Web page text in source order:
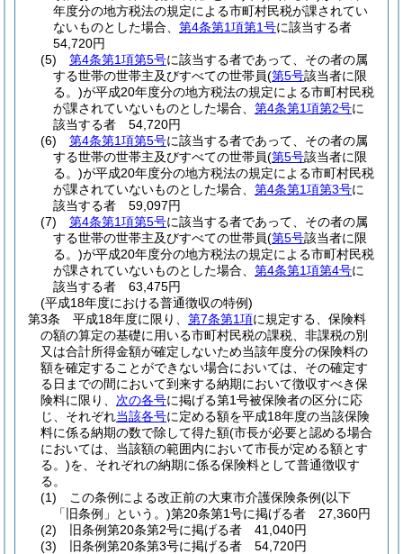
年度分の地方税法の規定による市町村民税が課されてい
ないものとした場合、 第4条第1項第1号に該当する者
54,720円
(5)
第4条第1項第5号に該当する者であって、その者の属
する世帯の世帯主及びすべての世帯員(第5号該当者に限
る。)が平成20年度分の地方税法の規定による市町村民税
が課されていないものとした場合、 第4条第1項第2号に
該当する者 54,720円
(6)
第4条第1項第5号に該当する者であって、その者の属
する世帯の世帯主及びすべての世帯員(第5号該当者に限
る。)が平成20年度分の地方税法の規定による市町村民税
が課されていないものとした場合、 第4条第1項第3号に
該当する者 59,097円
(7)
第4条第1項第5号に該当する者であって、その者の属
する世帯の世帯主及びすべての世帯員(第5号該当者に限
る。)が平成20年度分の地方税法の規定による市町村民税
が課されていないものとした場合、 第4条第1項第4号に
該当する者 63,475円
(平成18年度における普通徴収の特例)
第3条
平成18年度に限り、 第7条第1項に規定する、保険料
の額の算定の基礎に用いる市町村民税の課税、非課税の別
又は合計所得金額が確定しないため当該年度分の保険料の
額を確定することができない場合においては、その確定す
る日までの間において到来する納期において徴収すべき保
険料に限り、 次の各号に掲げる第1号被保険者の区分に応
じ、それぞれ当該各号に定める額を平成18年度の当該保険
料に係る納期の数で除して得た額(市長が必要と認める場合
においては、当該額の範囲内において市長が定める額とす
る。)を、それぞれの納期に係る保険料として普通徴収す
る。
(1)
この条例による改正前の大東市介護保険条例(以下
「旧条例」という。)第20条第1号に掲げる者 27,360円
(2)
旧条例第20条第2号に掲げる者 41,040円
(3)
旧条例第20条第3号に掲げる者 54,720円